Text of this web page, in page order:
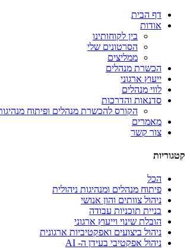
דף הבית
אודות
בין לקוחותינו
הסרטונים שלי
ממליצים
הכשרת מנהלים
ייעוץ ארגוני
לווי מנהלים
סדנאות והדרכות
הקורס להכשרת מנהלים ופיתוח
מאמרים
צור קשר
קטגוריות
הכל
פיתוח מנהלים ומנהיגות ניהולית
ניהול צוותים והון אנושי
בניית תוכניות עבודה
הובלת שינוי וייעוץ ארגוני
ניהול ביצועים ואפקטיביות ארגונית
ניהול אפקטיבי בעידן ה- AI